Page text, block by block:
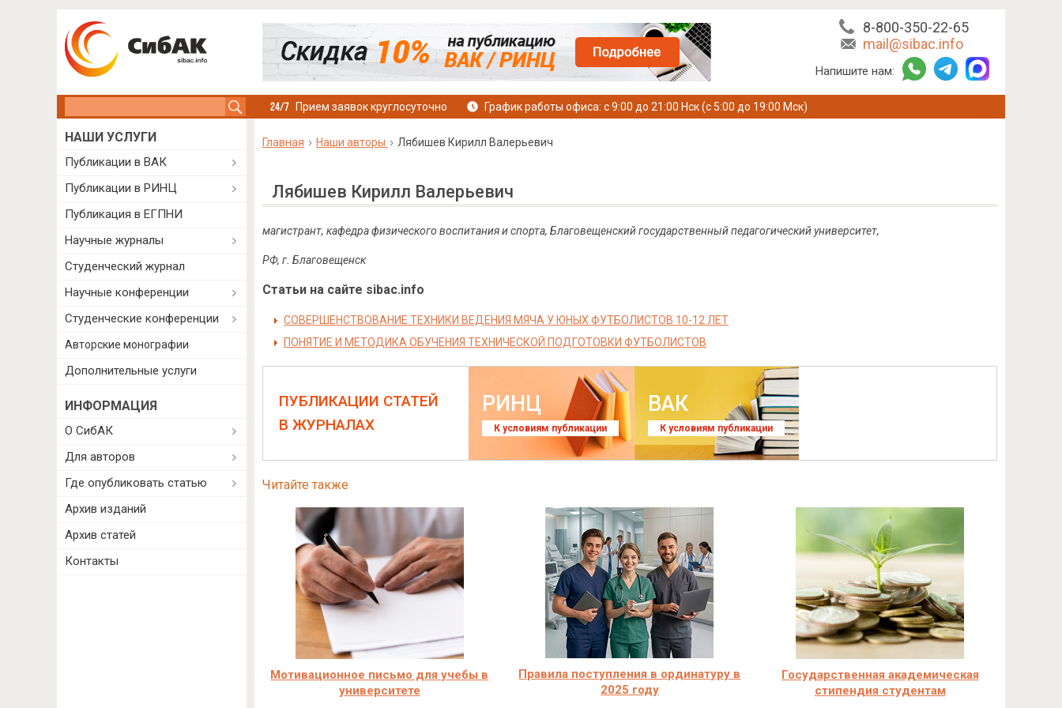
8-800-350-22-65
mail@sibac.info
Напишите нам:
Прием заявок круглосуточно График работы офиса: с 9:00 до 21:00 Нск (с 5:00 до 19:00 Мск)
Главная Наши авторы Лябишев Кирилл Валерьевич
Лябишев Кирилл Валерьевич
магистрант, кафедра физического воспитания и спорта, Благовещенский государственный педагогический университет,
РФ, г. Благовещенск
Статьи на сайте sibac.info
СОВЕРШЕНСТВОВАНИЕ ТЕХНИКИ ВЕДЕНИЯ МЯЧА У ЮНЫХ ФУТБОЛИСТОВ 10-12 ЛЕТ
ПОНЯТИЕ И МЕТОДИКА ОБУЧЕНИЯ ТЕХНИЧЕСКОЙ ПОДГОТОВКИ ФУТБОЛИСТОВ
ПУБЛИКАЦИИ СТАТЕЙ
В ЖУРНАЛАХ
РИНЦ
К условиям публикации
ВАК
К условиям публикации
Читайте также
Мотивационное письмо для учебы в
университете
Правила поступления в ординатуру в
2025 году
Государственная академическая
стипендия студентам
НАШИ УСЛУГИ
Публикации в ВАК
Публикации в РИНЦ
Публикация в ЕГПНИ
Научные журналы
Студенческий журнал
Научные конференции
Студенческие конференции
Авторские монографии
Дополнительные услуги
ИНФОРМАЦИЯ
О СибАК
Для авторов
Где опубликовать статью
Архив изданий
Архив статей
Контакты